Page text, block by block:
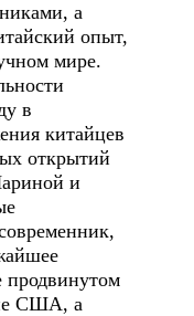
а
опыт,
мире.
в
китайцев
открытий
и
продвинутом
не США, а